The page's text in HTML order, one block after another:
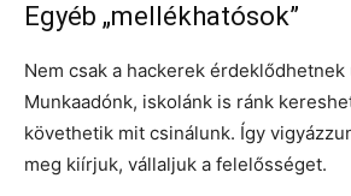
Egyéb „mellékhatósok”
Nem csak a hackerek érdeklődhetnek
Munkaadónk, iskolánk is ránk
követhetik mit csinálunk. Így
meg kiírjuk, vállaljuk a felelősséget.